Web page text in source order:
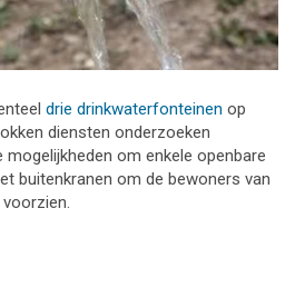
drie drinkwaterfonteinen op
diensten onderzoeken
om enkele openbare
buitenkranen om de bewoners van